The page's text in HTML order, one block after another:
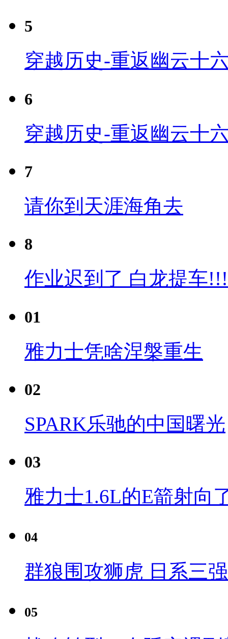
5
穿越历史-重返幽云十
6
穿越历史-重返幽云十
7
请你到天涯海角去
8
作业迟到了 白龙提车
01
雅力士凭啥涅槃重生
02
SPARK乐驰的中国曙光
03
雅力士1.6L的E箭射向
04
群狼围攻狮虎 日系三
05